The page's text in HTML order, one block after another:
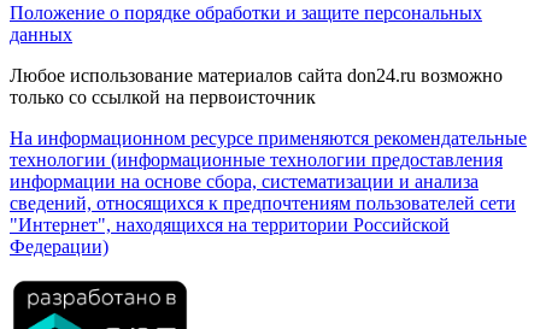
Положение о порядке обработки и защите персональных
данных
Любое использование материалов сайта don24.ru возможно
только со ссылкой на первоисточник
На информационном ресурсе применяются рекомендательные
технологии (информационные технологии предоставления
информации на основе сбора, систематизации и анализа
сведений, относящихся к предпочтениям пользователей сети
"Интернет", находящихся на территории Российской
Федерации)